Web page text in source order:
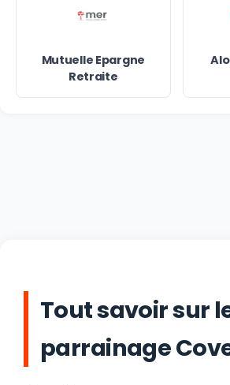
Mutuelle Epargne
Retraite
Tout savoir sur
parrainage